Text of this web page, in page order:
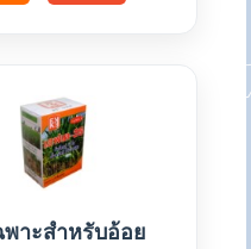
พาะสำหรับอ้อย